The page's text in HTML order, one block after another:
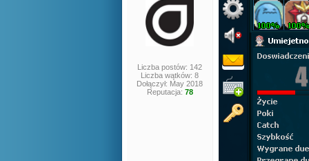
Liczba postów: 142
Liczba wątków: 8
Dołączył: May 2018
Reputacja: 78